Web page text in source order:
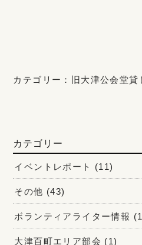
カテゴリー： 旧大津公会堂貸
カテゴリー
イベントレポート (11)
その他 (43)
ボランティアライター情報
大津百町エリア部会 (1)